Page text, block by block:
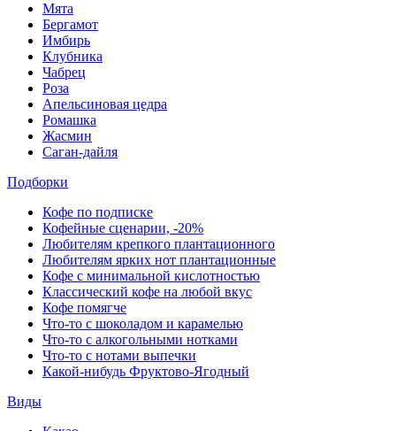
Мята
Бергамот
Имбирь
Клубника
Чабрец
Роза
Апельсиновая цедра
Ромашка
Жасмин
Саган-дайля
Подборки
Кофе по подписке
Кофейные сценарии, -20%
Любителям крепкого плантационного
Любителям ярких нот плантационные
Кофе с минимальной кислотностью
Классический кофе на любой вкус
Кофе помягче
Что-то с шоколадом и карамелью
Что-то с алкогольными нотками
Что-то с нотами выпечки
Какой-нибудь Фруктово-Ягодный
Виды